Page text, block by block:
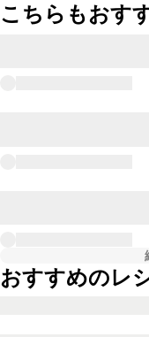
こちらもおす
おすすめのレ